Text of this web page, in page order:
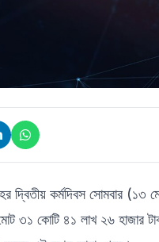
দ্বিতীয় কর্মদিবস সোমবার (১৩
৩১ কোটি ৪১ লাখ ২৬ হাজার